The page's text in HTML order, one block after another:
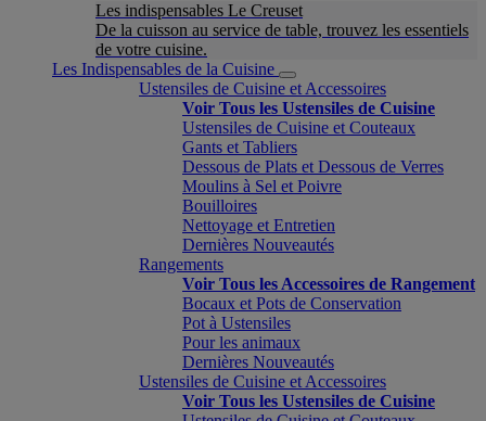
Les indispensables Le Creuset
De la cuisson au service de table, trouvez les essentiels
de votre cuisine.
Les Indispensables de la Cuisine
Ustensiles de Cuisine et Accessoires
Voir Tous les Ustensiles de Cuisine
Ustensiles de Cuisine et Couteaux
Gants et Tabliers
Dessous de Plats et Dessous de Verres
Moulins à Sel et Poivre
Bouilloires
Nettoyage et Entretien
Dernières Nouveautés
Rangements
Voir Tous les Accessoires de Rangement
Bocaux et Pots de Conservation
Pot à Ustensiles
Pour les animaux
Dernières Nouveautés
Ustensiles de Cuisine et Accessoires
Voir Tous les Ustensiles de Cuisine